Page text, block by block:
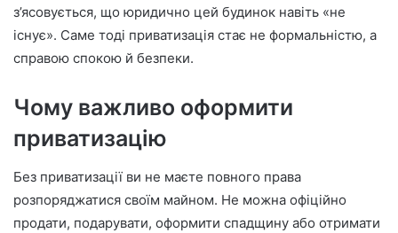
m
з’ясовується, що юридично цей будинок навіть «не
існує». Саме тоді приватизація стає не формальністю, а
справою спокою й безпеки.
Чому важливо оформити
приватизацію
Без приватизації ви не маєте повного права
розпоряджатися своїм майном. Не можна офіційно
продати, подарувати, оформити спадщину або отримати